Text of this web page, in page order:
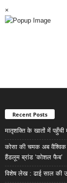
×
Recent Posts
मातृशक्ति के खातों में पहुँची
कोसा की चमक अब वैश्विक
हैंडलूम ब्रांड ‘कोशल फैब’
विशेष लेख : ढाई साल की